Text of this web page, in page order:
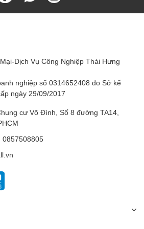
5 đến 10 phút để máy hạ nhiệt.
dịch tẩy rửa.
ướt.
cho máy để chuẩn bị cho phiên làm việc
trao đổi với nhân viên kỹ thuật của nhà
kịp thời khắc phục các sự cố hỏng hóc
Dịch Vụ Công Nghiệp Thái Hưng
nghiệp số 0314652408 do Sở kế
ngày 29/09/2017
cư Võ Đình, Số 8 đường TA14,
0857508805